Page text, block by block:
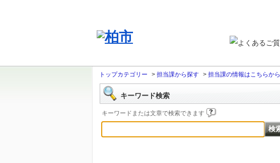
トップカテゴリー > 担当課から探す > 担当課の情報はこちらから
キーワード検索
キーワードまたは文章で検索できます